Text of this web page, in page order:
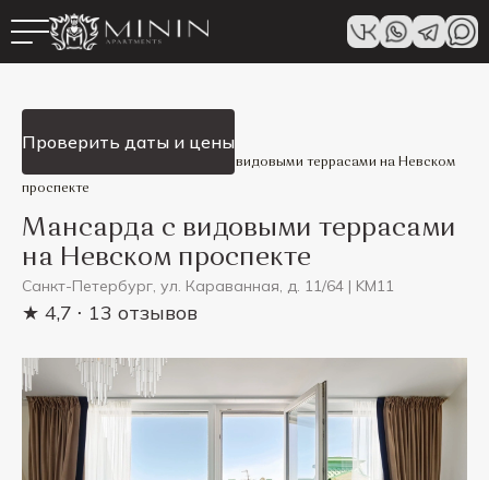
Мансарда с видовыми террасами на Невском
проспекте
Мансарда с видовыми террасами
на Невском проспекте
Санкт-Петербург, ул. Караванная, д. 11/64 | KM11
★ 4,7 ⋅ 13 отзывов
Проверить даты и цены